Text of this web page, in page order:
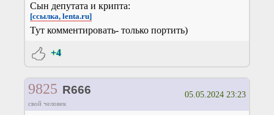
Сын депутата и крипта:
[ссылка, lenta.ru]
Тут комментировать- только портить)
+4
9825 R666
свой человек
05.05.2024 23:23